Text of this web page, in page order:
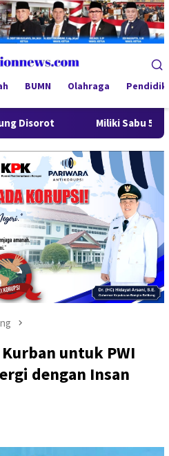
BUMN Olahraga
Miliki Sabu 50 Gram, IRT di
untuk PWI
dengan Insan